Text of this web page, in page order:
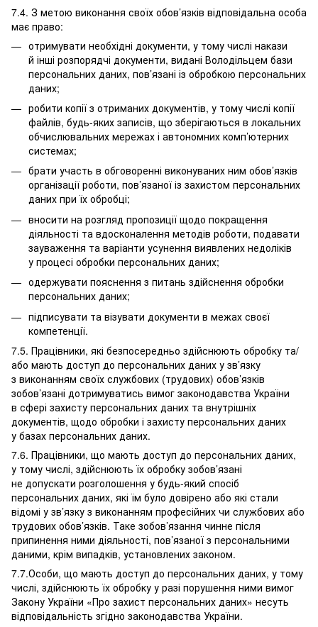
7.4. З метою виконання своїх обов’язків відповідальна особа
має право:
отримувати необхідні документи, у тому числі накази
й інші розпорядчі документи, видані Володільцем бази
персональних даних, пов’язані із обробкою персональних
даних;
робити копії з отриманих документів, у тому числі копії
файлів, будь-яких записів, що зберігаються в локальних
обчислювальних мережах і автономних комп’ютерних
системах;
брати участь в обговоренні виконуваних ним обов’язків
організації роботи, пов’язаної із захистом персональних
даних при їх обробці;
вносити на розгляд пропозиції щодо покращення
діяльності та вдосконалення методів роботи, подавати
зауваження та варіанти усунення виявлених недоліків
у процесі обробки персональних даних;
одержувати пояснення з питань здійснення обробки
персональних даних;
підписувати та візувати документи в межах своєї
компетенції.
7.5. Працівники, які безпосередньо здійснюють обробку та/
або мають доступ до персональних даних у зв’язку
з виконанням своїх службових (трудових) обов’язків
зобов’язані дотримуватись вимог законодавства України
в сфері захисту персональних даних та внутрішніх
документів, щодо обробки і захисту персональних даних
у базах персональних даних.
7.6. Працівники, що мають доступ до персональних даних,
у тому числі, здійснюють їх обробку зобов’язані
не допускати розголошення у будь-який спосіб
персональних даних, які їм було довірено або які стали
відомі у зв’язку з виконанням професійних чи службових або
трудових обов’язків. Таке зобов’язання чинне після
припинення ними діяльності, пов’язаної з персональними
даними, крім випадків, установлених законом.
7.7.Особи, що мають доступ до персональних даних, у тому
числі, здійснюють їх обробку у разі порушення ними вимог
Закону України «Про захист персональних даних» несуть
відповідальність згідно законодавства України.